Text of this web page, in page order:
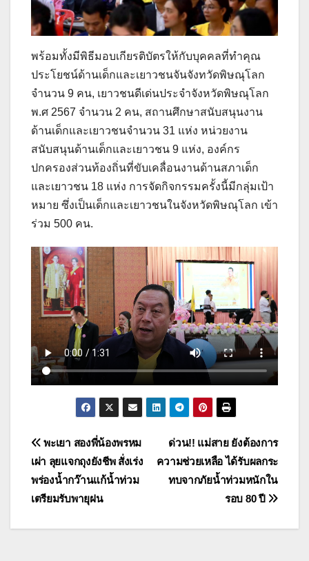
พร้อมทั้งมีพิธีมอบเกียรติบัตรให้กับบุคคลที่ทำคุณ
ประโยชน์ด้านเด็กและเยาวชนจันจังทวัดพิษณุโลก
จำนวน 9 คน, เยาวชนดีเด่นประจำจังหวัดพิษณุโลก
พ.ศ 2567 จำนวน 2 คน, สถานศึกษาสนับสนุนงาน
ด้านเด็กและเยาวชนจำนวน 31 แห่ง หน่วยงาน
สนับสนุนด้านเด็กและเยาวชน 9 แห่ง, องค์กร
ปกครองส่วนท้องถิ่นที่ขับเคลื่อนงานด้านสภาเด็ก
และเยาวชน 18 แห่ง การจัดกิจกรรมครั้งนี้มีกลุ่มเป้า
หมาย ซึ่งเป็นเด็กและเยาวชนในจังหวัดพิษณุโลก เข้า
ร่วม 500 คน.
แนะแนว
เรื่อง
ด่วน!! แม่สาย ยังต้องการ
ความช่วยเหลือ ได้รับผลกระ
ทบจากภัยน้ำท่วมหนักใน
รอบ 80 ปี
พะเยา สองพี่น้องพรหม
เผ่า ลุยแจกถุงยังชีพ สั่งเร่ง
พร่องน้ำกว๊านแก้น้ำท่วม
เตรียมรับพายุฝน